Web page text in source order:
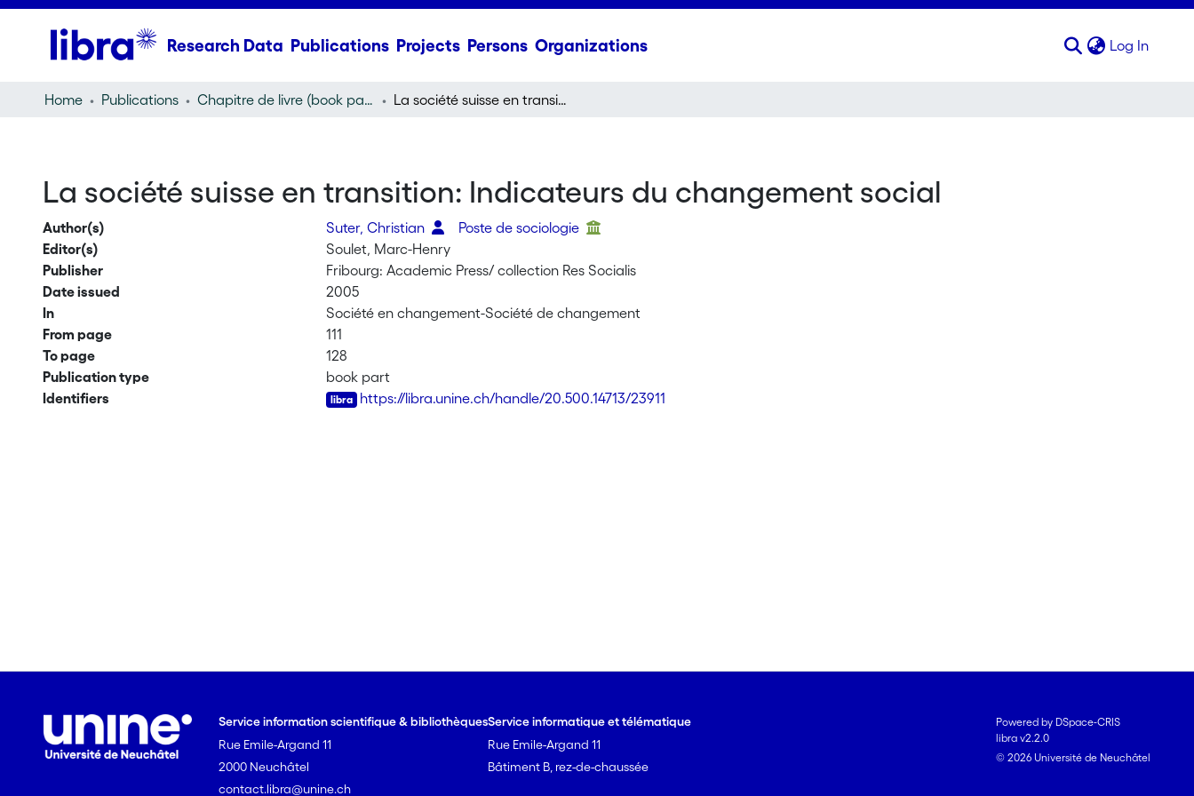
Research Data Publications Projects Persons Organizations Log In
Home Publications Chapitre de livre (book part) La société suisse en transition: Indicateurs du changement social
La société suisse en transition: Indicateurs du changement social
Author(s) Suter, Christian
Poste de sociologie
Editor(s)
Soulet, Marc-Henry
Publisher
Fribourg: Academic Press/ collection Res Socialis
Date issued
2005
In
Société en changement-Société de changement
From page
111
To page
128
Publication type
book part
Identifiers
https://libra.unine.ch/handle/20.500.14713/23911
Service information scientifique & bibliothèques
Rue Emile-Argand 11
2000 Neuchâtel
contact.libra@unine.ch
Service informatique et télématique
Rue Emile-Argand 11
Bâtiment B, rez-de-chaussée
Powered by DSpace-CRIS
libra v2.2.0
© 2026 Université de Neuchâtel